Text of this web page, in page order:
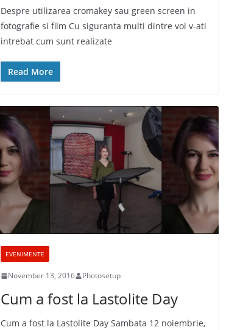
Despre utilizarea cromakey sau green screen in
fotografie si film Cu siguranta multi dintre voi v-ati
intrebat cum sunt realizate
Read More
EVENIMENTE
November 13, 2016 Photosetup
Cum a fost la Lastolite Day
Cum a fost la Lastolite Day Sambata 12 noiembrie,